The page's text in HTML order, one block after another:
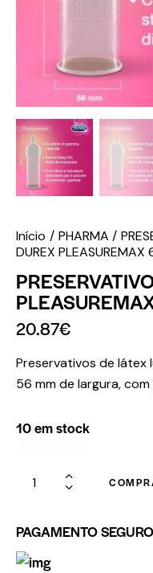
Início PHARMA
DUREX PLEASUREMAX
20.87€
Preservativos de látex
56 mm de largura,
10 em stock
PAGAMENTO SEGURO